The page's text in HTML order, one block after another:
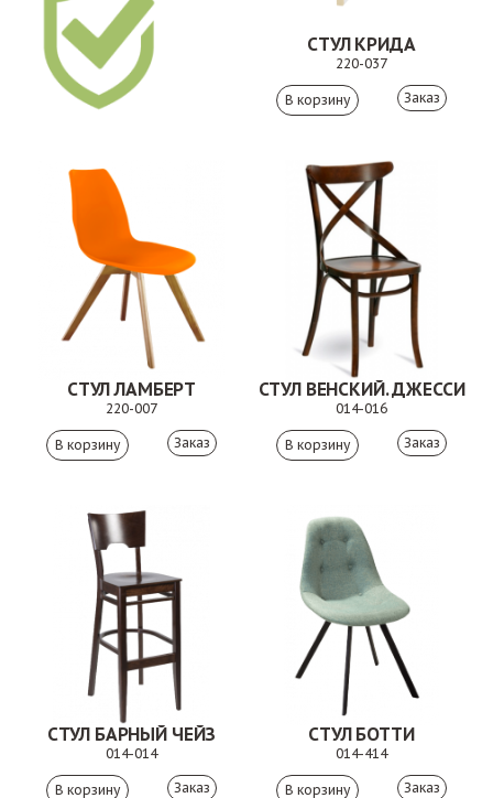
СТУЛ КРИДА
220-037
Заказ
СТУЛ ЛАМБЕРТ
220-007
Заказ
СТУЛ ВЕНСКИЙ. ДЖЕССИ
014-016
Заказ
СТУЛ БАРНЫЙ ЧЕЙЗ
014-014
Заказ
СТУЛ БОТТИ
014-414
Заказ